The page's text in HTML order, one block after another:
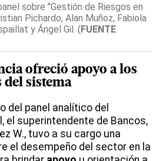
sobre "Gestión de Riesgos en
Pichardo, Alan Muñoz, Fabiola
y Ángel Gil. (FUENTE
ofreció apoyo a los
del sistema
del panel analítico del
el superintendente de Bancos,
W., tuvo a su cargo una
el desempeño del sector en la